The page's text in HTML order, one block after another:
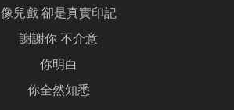
像兒戲 卻是真實印記
謝謝你 不介意
你明白
你全然知悉